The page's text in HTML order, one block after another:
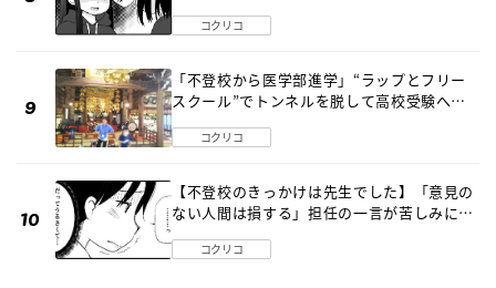
コクリコ
「不登校から医学部進学」“ラップとフリー
スクール”でトンネルを脱して高校受験へ
コクリコ
【不登校のきっかけは先生でした】「意見の
ない人間は損する」担任の一言が苦しみに…
コクリコ